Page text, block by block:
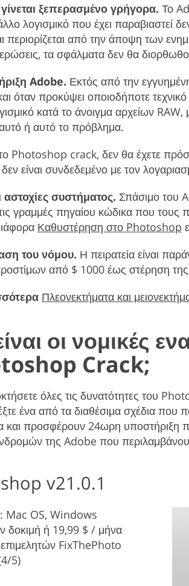
ξεπερασμένο γρήγορα. Το
λογισμικό που έχει παραβιαστεί
περιορίζεται από την άποψη των
τα σφάλματα δεν θα
Adobe. Εκτός από την
όταν προκύψει οποιοδήποτε
κατά το άνοιγμα αρχείων
ή αυτό το πρόβλημα.
Photoshop crack, δεν θα έχετε
είναι συνδεδεμένο με τον
συστήματος. Σπάσιμο του
γραμμές πηγαίου κώδικα που
Καθυστέρηση στο Photoshop
του νόμου. Η πειρατεία είναι
από $ 1000 έως στέρηση της
Πλεονεκτήματα και
οι νομικές
Crack;
όλες τις δυνατότητες του
ένα από τα διαθέσιμα σχέδια
και προσφέρουν 24ωρη υποστήριξη
της Adobe που
v21.0.1
Mac OS, Windows
δοκιμή ή 19,99 $ / μήνα
FixThePhoto
5)